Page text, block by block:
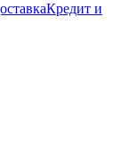
Кредит и